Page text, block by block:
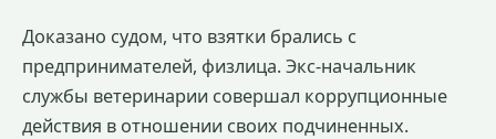
Доказано судом, что взятки брались с
предпринимателей, физлица. Экс-начальник
службы ветеринарии совершал коррупционные
действия в отношении своих подчиненных.